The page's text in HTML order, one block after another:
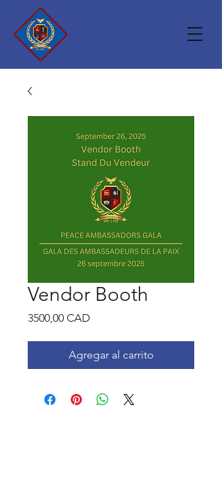
Vendor Booth
3500,00 CAD
Agregar al carrito